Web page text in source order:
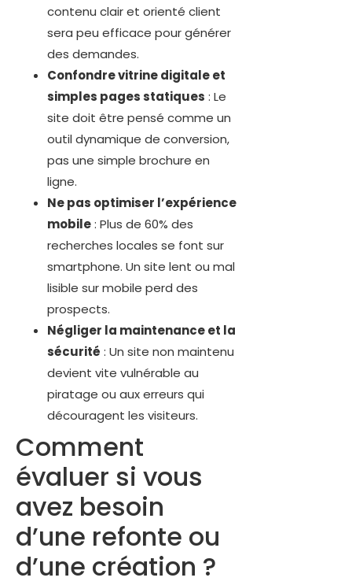
contenu clair et orienté client
sera peu efficace pour générer
des demandes.
Confondre vitrine digitale et
simples pages statiques : Le
site doit être pensé comme un
outil dynamique de conversion,
pas une simple brochure en
ligne.
Ne pas optimiser l’expérience
mobile: Plus de 60% des
recherches locales se font sur
smartphone. Un site lent ou mal
lisible sur mobile perd des
prospects.
Négliger la maintenance et la
sécurité : Un site non maintenu
devient vite vulnérable au
piratage ou aux erreurs qui
découragent les visiteurs.
Comment
évaluer si vous
avez besoin
d’une refonte ou
d’une création ?